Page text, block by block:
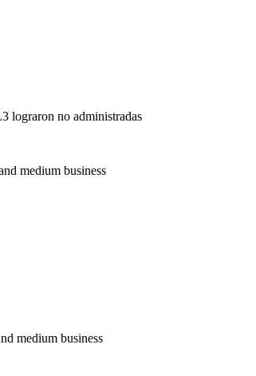
lograron no administradas
medium business
medium business